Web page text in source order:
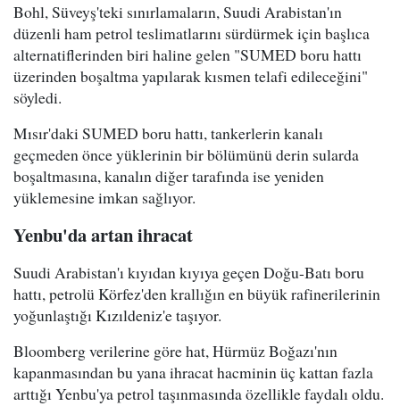
Bohl, Süveyş'teki sınırlamaların, Suudi Arabistan'ın
düzenli ham petrol teslimatlarını sürdürmek için başlıca
alternatiflerinden biri haline gelen "SUMED boru hattı
üzerinden boşaltma yapılarak kısmen telafi edileceğini"
söyledi.
Mısır'daki SUMED boru hattı, tankerlerin kanalı
geçmeden önce yüklerinin bir bölümünü derin sularda
boşaltmasına, kanalın diğer tarafında ise yeniden
yüklemesine imkan sağlıyor.
Yenbu'da artan ihracat
Suudi Arabistan'ı kıyıdan kıyıya geçen Doğu-Batı boru
hattı, petrolü Körfez'den krallığın en büyük rafinerilerinin
yoğunlaştığı Kızıldeniz'e taşıyor.
Bloomberg verilerine göre hat, Hürmüz Boğazı'nın
kapanmasından bu yana ihracat hacminin üç kattan fazla
arttığı Yenbu'ya petrol taşınmasında özellikle faydalı oldu.